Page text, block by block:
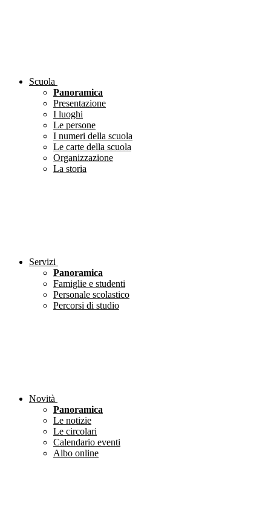
Scuola
Panoramica
Presentazione
I luoghi
Le persone
I numeri della scuola
Le carte della scuola
Organizzazione
La storia
Servizi
Panoramica
Famiglie e studenti
Personale scolastico
Percorsi di studio
Novità
Panoramica
Le notizie
Le circolari
Calendario eventi
Albo online